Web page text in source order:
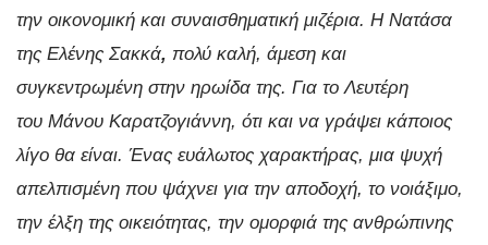
την οικονομική και συναισθηματική μιζέρια. Η Νατάσα
της Ελένης Σακκά, πολύ καλή, άμεση και
συγκεντρωμένη στην ηρωίδα της. Για το Λευτέρη
του Μάνου Καρατζογιάννη, ότι και να γράψει κάποιος
λίγο θα είναι. Ένας ευάλωτος χαρακτήρας, μια ψυχή
απελπισμένη που ψάχνει για την αποδοχή, το νοιάξιμο,
την έλξη της οικειότητας, την ομορφιά της ανθρώπινης